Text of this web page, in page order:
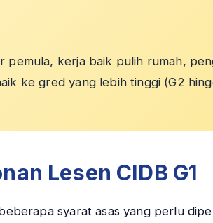
pemula, kerja baik pulih rumah,
ke gred yang lebih tinggi (G2
Lesen CIDB G1
syarat asas yang perlu